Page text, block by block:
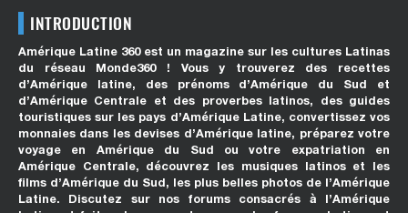
INTRODUCTION
Amérique Latine 360 est un magazine sur les cultures Latinas
du réseau Monde360 ! Vous y trouverez des recettes
d’Amérique latine, des prénoms d’Amérique du Sud et
d’Amérique Centrale et des proverbes latinos, des guides
touristiques sur les pays d’Amérique Latine, convertissez vos
monnaies dans les devises d’Amérique latine, préparez votre
voyage en Amérique du Sud ou votre expatriation en
Amérique Centrale, découvrez les musiques latinos et les
films d’Amérique du Sud, les plus belles photos de l’Amérique
Latine. Discutez sur nos forums consacrés à l’Amérique